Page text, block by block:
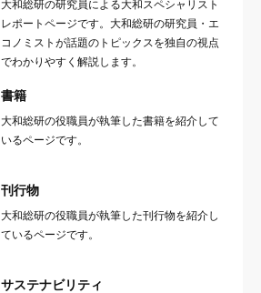
大和総研の研究員による大和スペシャリスト
レポートページです。大和総研の研究員・エ
コノミストが話題のトピックスを独自の視点
でわかりやすく解説します。
書籍
大和総研の役職員が執筆した書籍を紹介して
いるページです。
刊行物
大和総研の役職員が執筆した刊行物を紹介し
ているページです。
サステナビリティ